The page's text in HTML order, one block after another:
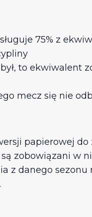
75% z
to ekwiwalent
mecz się nie
papierowej
zobowiązani w
danego